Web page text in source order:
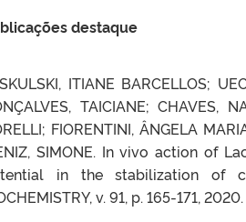
destaque
ITIANE BARCELLOS;
TAICIANE; CHAVES,
FIORENTINI, ÂNGELA
SIMONE. In vivo action of
in the stabilization of
v. 91, p. 165-171, 2020.